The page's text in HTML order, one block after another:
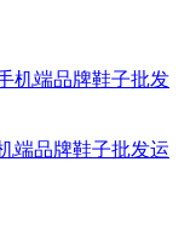
端品牌鞋子批发运